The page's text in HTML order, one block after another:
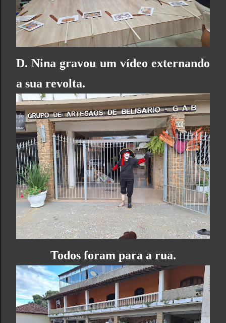
D. Nina gravou um vídeo externando
a sua revolta.
Todos foram para a rua.